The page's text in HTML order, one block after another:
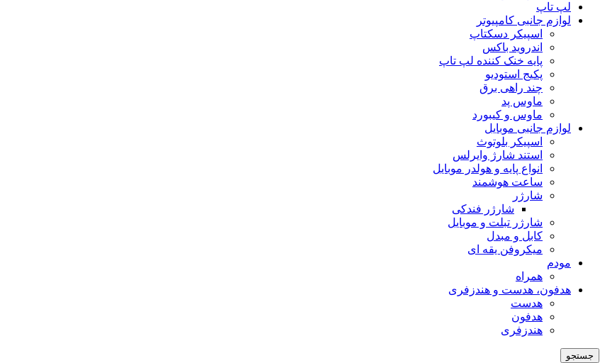
لپ تاپ
لوازم جانبی کامپیوتر
اسپیکر دسکتاپ
اندروید باکس
پایه خنک کننده لپ تاپ
پکیج استودیو
چند راهی برق
ماوس پد
ماوس و کیبورد
لوازم جانبی موبایل
اسپیکر بلوتوث
استند شارژ وایرلس
انواع پایه و هولدر موبایل
ساعت هوشمند
شارژر
شارژر فندکی
شارژر تبلت و موبایل
کابل و مبدل
میکروفن یقه ای
مودم
همراه
هدفون، هدست و هندزفری
هدست
هدفون
هندزفری
جستجو